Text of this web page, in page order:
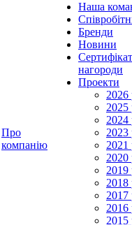
Про
компанію
Наша
Бренди
Новини
нагороди
Проекти
2026
2025
2024
2023
2021
2020
2019
2018
2017
2016
2015